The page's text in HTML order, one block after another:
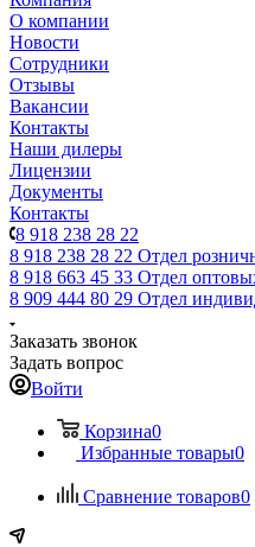
О компании
Новости
Сотрудники
Отзывы
Вакансии
Контакты
Наши дилеры
Лицензии
Документы
Контакты
8 918 238 28 22
8 918 238 28 22 Отдел
8 918 663 45 33 Отдел
8 909 444 80 29 Отдел
Заказать звонок
Задать вопрос
Войти
Корзина0
Избранные товары0
Сравнение товаров0